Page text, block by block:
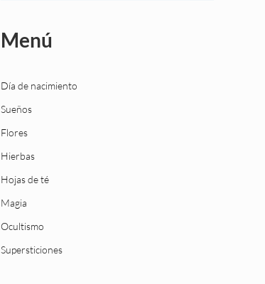
Menú
Día de nacimiento
Sueños
Flores
Hierbas
Hojas de té
Magia
Ocultismo
Supersticiones